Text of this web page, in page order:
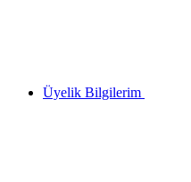
Üyelik Bilgilerim